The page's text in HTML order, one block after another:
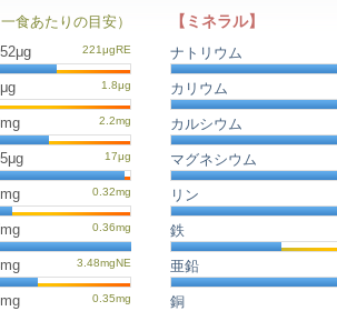
一食あたりの目安）
【ミネラル】
ナトリウム
カリウム
カルシウム
マグネシウム
リン
鉄
亜鉛
銅